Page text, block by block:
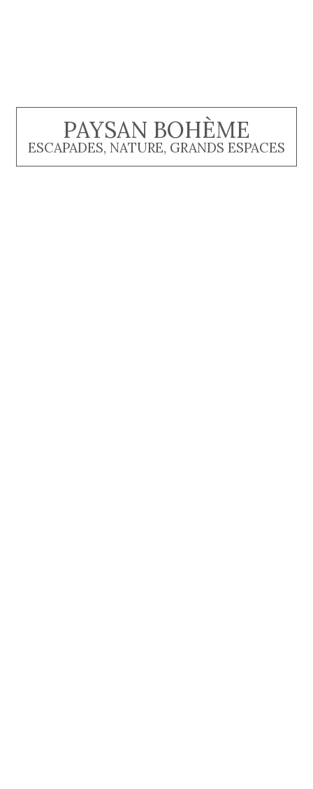
PAYSAN BOHÈME
ESCAPADES, NATURE, GRANDS ESPACES